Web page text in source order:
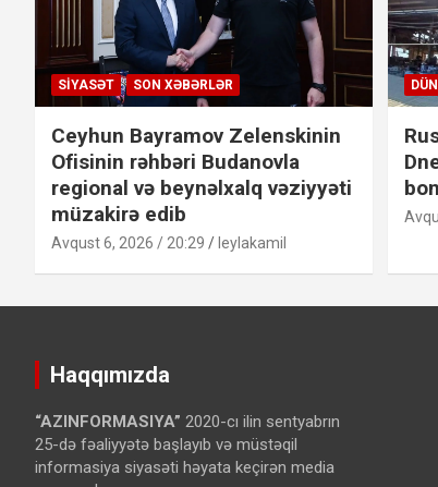
SIYASƏT SON XƏBƏRLƏR
Ceyhun Bayramov Zelenskinin
Ofisinin rəhbəri Budanovla
regional və beynəlxalq vəziyyəti
müzakirə edib
Avqust 6, 2026 / 20:29 leylakamil
Haqqımızda
“AZINFORMASIYA” 2020-cı ilin sentyabrın
25-də fəaliyyətə başlayıb və müstəqil
informasiya siyasəti həyata keçirən media